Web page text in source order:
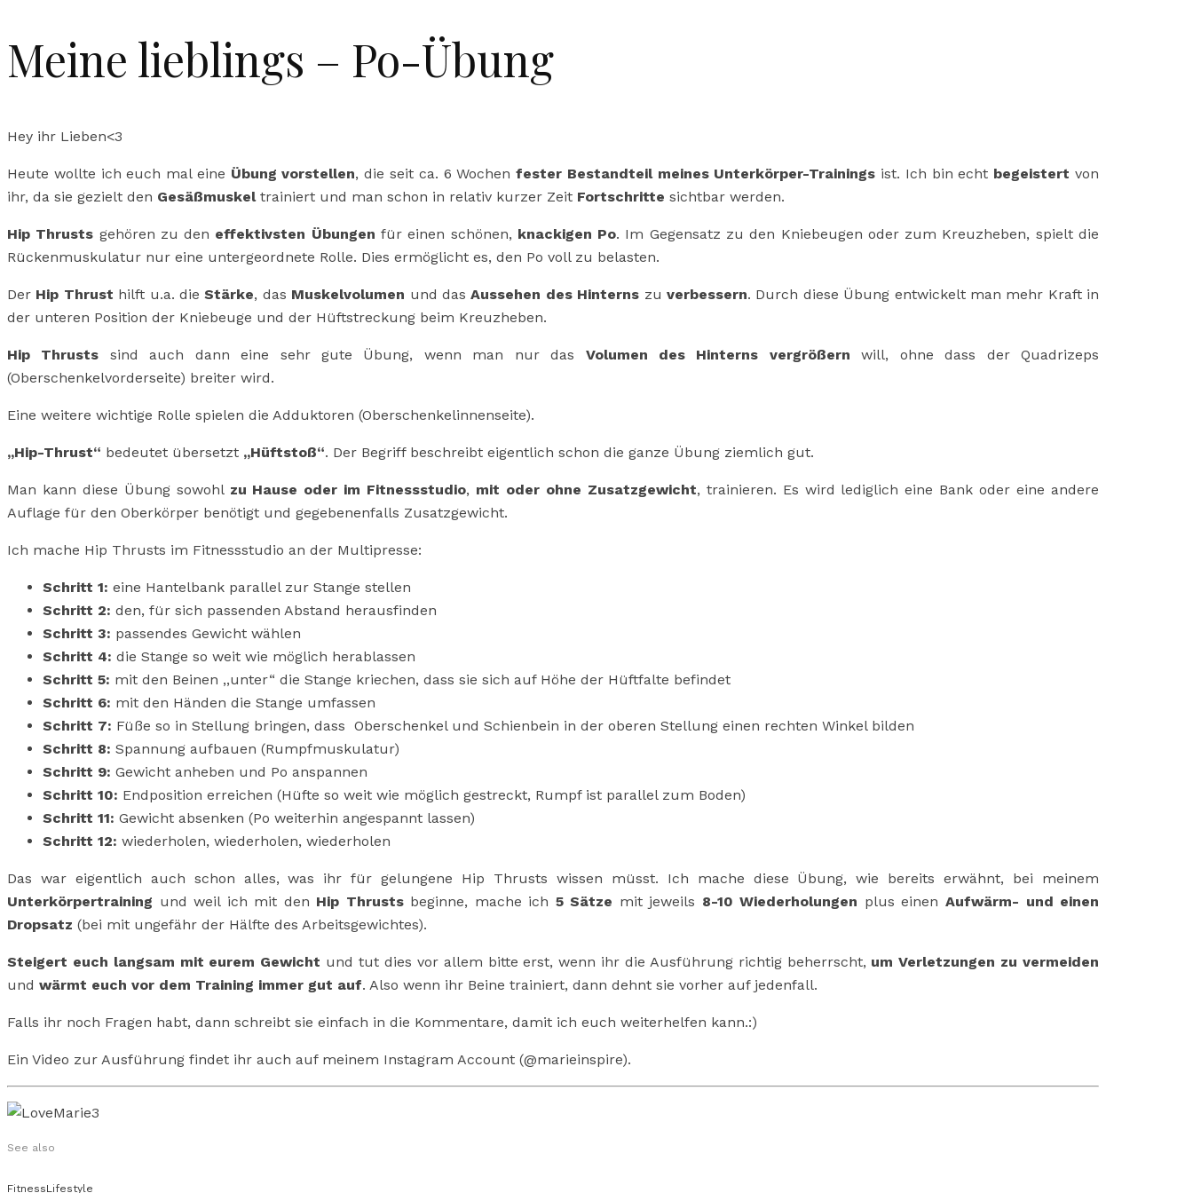
Meine lieblings – Po-Übung
Hey ihr Lieben<3
Heute wollte ich euch mal eine Übung vorstellen, die seit ca. 6 Wochenfester Bestandteil meines Unterkörper-Trainings ist. Ich bin echt begeistert von
ihr, da sie gezielt den Gesäßmuskel trainiert und man schon in relativ kurzer Zeit Fortschritte sichtbar werden.
Hip Thrusts gehören zu den effektivsten Übungen für einen schönen, knackigen Po. Im Gegensatz zu den Kniebeugen oder zum Kreuzheben, spielt die
Rückenmuskulatur nur eine untergeordnete Rolle. Dies ermöglicht es, den Po voll zu belasten.
Der Hip Thrust hilft u.a. dieStärke, das Muskelvolumen und dasAussehen des Hinterns zu verbessern. Durch diese Übung entwickelt man mehr Kraft in
der unteren Position der Kniebeuge und der Hüftstreckung beim Kreuzheben.
Hip Thrusts sind auch dann eine sehr gute Übung, wenn man nur das Volumen des Hinterns vergrößern will, ohne dass der Quadrizeps
(Oberschenkelvorderseite) breiter wird.
Eine weitere wichtige Rolle spielen die Adduktoren (Oberschenkelinnenseite).
,,Hip-Thrust“ bedeutet übersetzt ,,Hüftstoß“. Der Begriff beschreibt eigentlich schon die ganze Übung ziemlich gut.
Man kann diese Übung sowohl zu Hause oder im Fitnessstudio, mit oder ohne Zusatzgewicht, trainieren. Es wird lediglich eine Bank oder eine andere
Auflage für den Oberkörper benötigt und gegebenenfalls Zusatzgewicht.
Ich mache Hip Thrusts im Fitnessstudio an der Multipresse:
Schritt 1: eine Hantelbank parallel zur Stange stellen
Schritt 2: den, für sich passenden Abstand herausfinden
Schritt 3: passendes Gewicht wählen
Schritt 4: die Stange so weit wie möglich herablassen
Schritt 5: mit den Beinen ,,unter“ die Stange kriechen, dass sie sich auf Höhe der Hüftfalte befindet
Schritt 6: mit den Händen die Stange umfassen
Schritt 7: Füße so in Stellung bringen, dass Oberschenkel und Schienbein in der oberen Stellung einen rechten Winkel bilden
Schritt 8: Spannung aufbauen (Rumpfmuskulatur)
Schritt 9: Gewicht anheben und Po anspannen
Schritt 10: Endposition erreichen (Hüfte so weit wie möglich gestreckt, Rumpf ist parallel zum Boden)
Schritt 11: Gewicht absenken (Po weiterhin angespannt lassen)
Schritt 12: wiederholen, wiederholen, wiederholen
Das war eigentlich auch schon alles, was ihr für gelungene Hip Thrusts wissen müsst. Ich mache diese Übung, wie bereits erwähnt, bei meinem
Unterkörpertraining und weil ich mit den Hip Thrustsbeginne, mache ich 5 Sätze mit jeweils 8-10 Wiederholungen plus einenAufwärm- und einen
Dropsatz (bei mit ungefähr der Hälfte des Arbeitsgewichtes).
Steigert euch langsam mit eurem Gewicht und tut dies vor allem bitte erst, wenn ihr die Ausführung richtig beherrscht, um Verletzungen zu vermeiden
und wärmt euch vor dem Training immer gut auf. Also wenn ihr Beine trainiert, dann dehnt sie vorher auf jedenfall.
Falls ihr noch Fragen habt, dann schreibt sie einfach in die Kommentare, damit ich euch weiterhelfen kann.:)
Ein Video zur Ausführung findet ihr auch auf meinem Instagram Account (@marieinspire).
See also
FitnessLifestyle